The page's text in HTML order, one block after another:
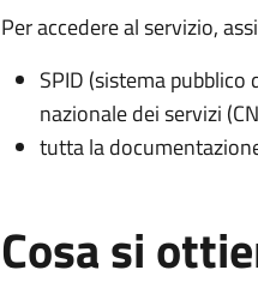
Per accedere al servizio,
SPID (sistema
nazionale dei servizi
tutta la
Cosa si